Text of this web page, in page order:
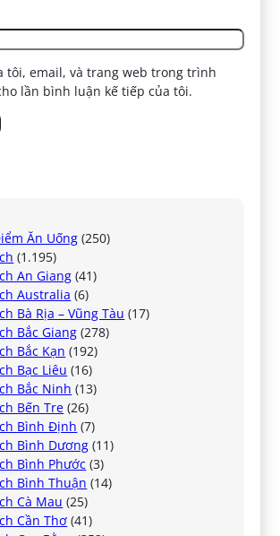
tôi, email, và trang web trong trình
lần bình luận kế tiếp của tôi.
Ăn Uống (250)
(1.195)
An Giang (41)
Australia (6)
Bà Rịa – Vũng Tàu (17)
Bắc Giang (278)
Bắc Kạn (192)
Bạc Liêu (16)
Bắc Ninh (13)
Bến Tre (26)
Bình Định (7)
Bình Dương (11)
Bình Phước (3)
Bình Thuận (14)
Cà Mau (25)
Cần Thơ (41)